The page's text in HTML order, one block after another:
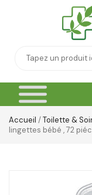
Accueil /Toilette &
lingettes bébé , 72